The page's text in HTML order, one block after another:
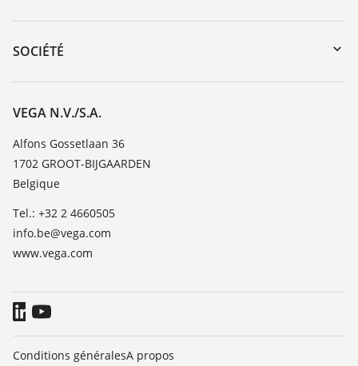
DTM Collection/PACTware
Retour d'appareil
Formations
TeamViewer
SOCIÉTÉ
Carrière
À propos de VEGA
Contact
News
Presse
Blog
VEGA N.V./S.A.
Alfons Gossetlaan 36
1702 GROOT-BIJGAARDEN
Belgique
Tel.: +32 2 4660505
info.be@vega.com
www.vega.com
Conditions généralesA propos